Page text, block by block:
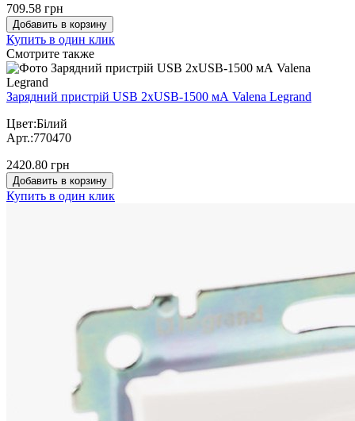
709.58 грн
Добавить в корзину
Купить в один клик
Cмотрите также
Зарядний пристрій USB 2хUSB-1500 мА Valena Legrand
Цвет:Білий
Арт.:770470
2420.80 грн
Добавить в корзину
Купить в один клик